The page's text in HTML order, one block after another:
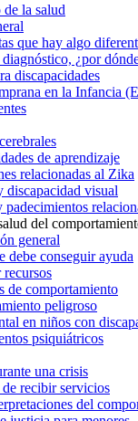
la salud
que hay algo
¿por
discapacidades
en la Infancia
de aprendizaje
relacionadas al Zika
discapacidad visual
del
general
debe conseguir ayuda
de comportamiento
peligroso
en niños con
psiquiátricos
una crisis
recibir servicios
del